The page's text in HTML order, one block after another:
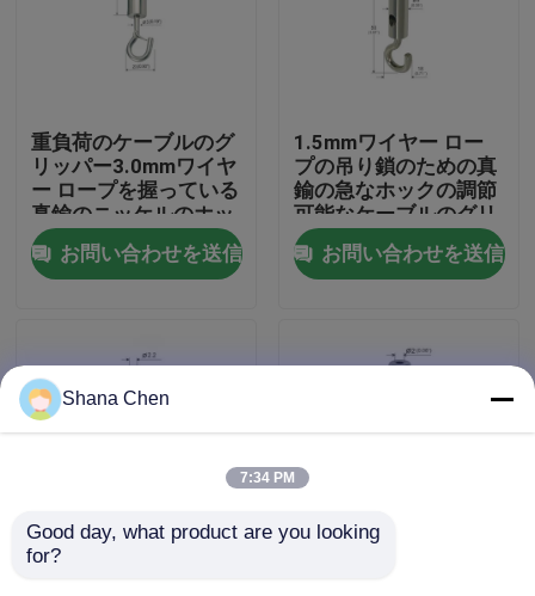
私達について
工場旅行
品質管理
私達に連絡しなさい
引用を要求しなさい
重負荷のケーブルのグ
リッパー3.0mmワイヤ
ー ロープを握っている
真鍮のニッケルのホッ
ク クリップ自己
お問い合わせを送信
1.5mmワイヤー ロー
プの吊り鎖のための真
鍮の急なホックの調節
可能なケーブルのグリ
ッパー
お問い合わせを送信
ニッケルは掛かるシス
Shana Chen
7:34 PM
Good day, what product are you looking
for?